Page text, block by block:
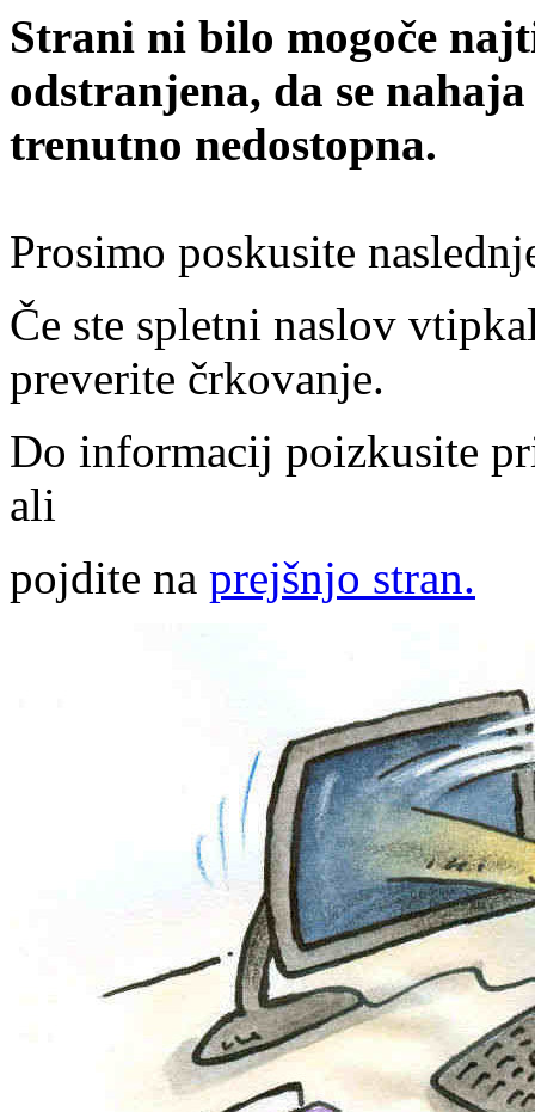
Strani ni bilo mogoče
odstranjena, da se
trenutno nedostopna.
Prosimo poskusite
Če ste spletni naslov
preverite črkovanje.
Do informacij poizkusite
ali
pojdite na prejšnjo stran.